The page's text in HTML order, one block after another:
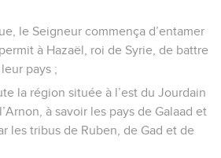
le Seigneur commença d’entamer
à Hazaël, roi de Syrie, de battre
pays ;
la région située à l’est du Jourdain
à savoir les pays de Galaad et
les tribus de Ruben, de Gad et de